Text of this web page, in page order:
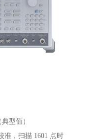
型值）
准，扫描 1601 点时